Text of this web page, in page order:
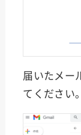
届いたメー
てください。